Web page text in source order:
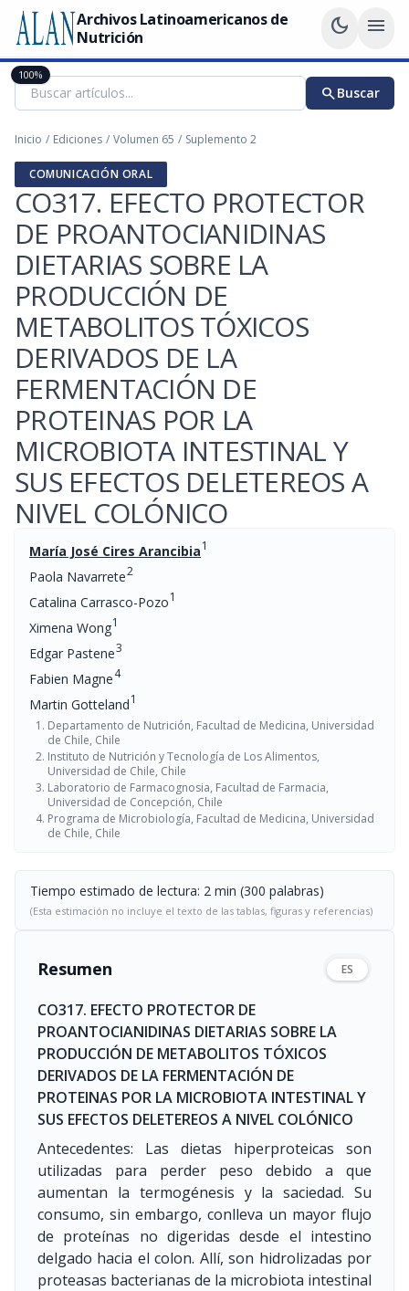
Archivos Latinoamericanos de
Nutrición
dark_mode menu
searchBuscar
Inicio / Ediciones / Volumen 65 / Suplemento 2
COMUNICACIÓN ORAL
CO317. EFECTO PROTECTOR
DE PROANTOCIANIDINAS
DIETARIAS SOBRE LA
PRODUCCIÓN DE
METABOLITOS TÓXICOS
DERIVADOS DE LA
FERMENTACIÓN DE
PROTEINAS POR LA
MICROBIOTA INTESTINAL Y
SUS EFECTOS DELETEREOS A
NIVEL COLÓNICO
María José Cires Arancibia1
Paola Navarrete2
Catalina Carrasco-Pozo1
Ximena Wong1
Edgar Pastene3
Fabien Magne4
Martin Gotteland1
Departamento de Nutrición, Facultad de Medicina, Universidad
de Chile, Chile
Instituto de Nutrición y Tecnología de Los Alimentos,
Universidad de Chile, Chile
Laboratorio de Farmacognosia, Facultad de Farmacia,
Universidad de Concepción, Chile
Programa de Microbiología, Facultad de Medicina, Universidad
de Chile, Chile
Tiempo estimado de lectura: 2 min (300 palabras)
(Esta estimación no incluye el texto de las tablas, figuras y referencias)
Resumen ES
CO317. EFECTO PROTECTOR DE
PROANTOCIANIDINAS DIETARIAS SOBRE LA
PRODUCCIÓN DE METABOLITOS TÓXICOS
DERIVADOS DE LA FERMENTACIÓN DE
PROTEINAS POR LA MICROBIOTA INTESTINAL Y
SUS EFECTOS DELETEREOS A NIVEL COLÓNICO
Antecedentes: Las dietas hiperproteicas son
utilizadas para perder peso debido a que
aumentan la termogénesis y la saciedad. Su
consumo, sin embargo, conlleva un mayor flujo
de proteínas no digeridas desde el intestino
delgado hacia el colon. Allí, son hidrolizadas por
proteasas bacterianas de la microbiota intestinal
100%